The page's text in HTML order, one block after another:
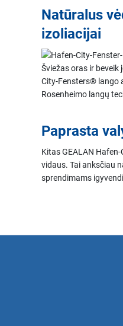
Natūralus
izoliacijai
Šviežas oras ir
City-Fensters® lango
Rosenheimo langų
Paprasta
Kitas GEALAN
vidaus. Tai anksčiau
sprendimams